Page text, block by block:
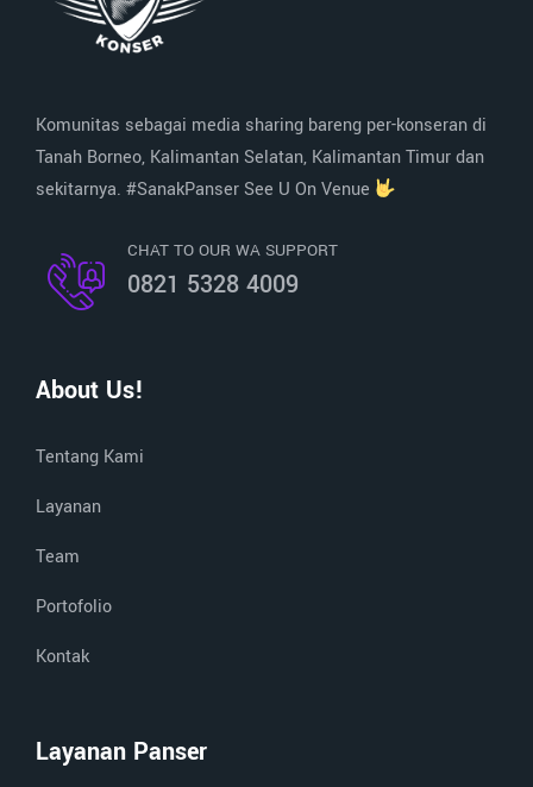
Komunitas sebagai media sharing bareng per-konseran di
Tanah Borneo, Kalimantan Selatan, Kalimantan Timur dan
sekitarnya. #SanakPanser See U On Venue
CHAT TO OUR WA SUPPORT
0821 5328 4009
About Us!
Tentang Kami
Layanan
Team
Portofolio
Kontak
Layanan Panser